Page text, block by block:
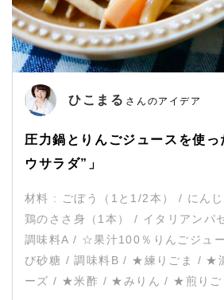
ひこまる さんのアイデア
圧力鍋とりんごジュースを使
ウサラダ”」
材料 : ごぼう（1と1/2本） / にん
鶏のささ身（1本） / イタリアンパ
調味料A / ☆果汁100％りんごジュ
び砂糖 / 調味料B / ★練りごま / ★
ーズ / ★米酢 / ★みりん / ★煎りご